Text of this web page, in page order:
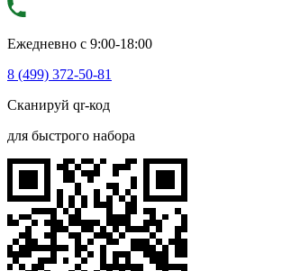
Ежедневно с 9:00-18:00
8 (499) 372-50-81
Сканируй qr-код
для быстрого набора